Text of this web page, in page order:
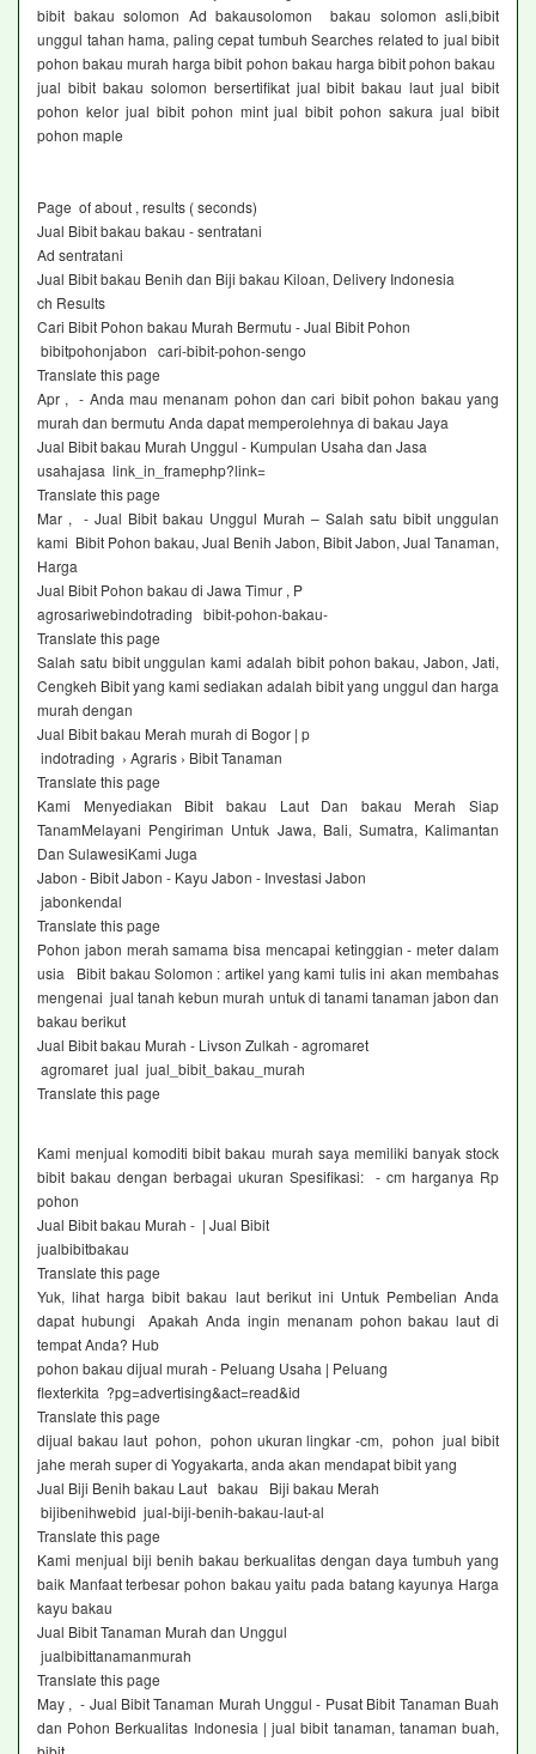
bibit bakau solomon Ad bakausolomon bakau solomon asli,bibit
unggul tahan hama, paling cepat tumbuh Searches related to jual bibit
pohon bakau murah harga bibit pohon bakau harga bibit pohon bakau
jual bibit bakau solomon bersertifikat jual bibit bakau laut jual bibit
pohon kelor jual bibit pohon mint jual bibit pohon sakura jual bibit
pohon maple
Page of about , results ( seconds)
Jual Bibit bakau bakau - sentratani ‎
Ad sentratani ‎
Jual Bibit bakau Benih dan Biji bakau Kiloan, Delivery Indonesia
ch Results
Cari Bibit Pohon bakau Murah Bermutu - Jual Bibit Pohon
bibitpohonjabon cari-bibit-pohon-sengo
Translate this page
Apr , - Anda mau menanam pohon dan cari bibit pohon bakau yang
murah dan bermutu Anda dapat memperolehnya di bakau Jaya
Jual Bibit bakau Murah Unggul - Kumpulan Usaha dan Jasa
usahajasa link_in_framephp?link=
Translate this page
Mar , - Jual Bibit bakau Unggul Murah – Salah satu bibit unggulan
kami Bibit Pohon bakau, Jual Benih Jabon, Bibit Jabon, Jual Tanaman,
Harga
Jual Bibit Pohon bakau di Jawa Timur , P
agrosariwebindotrading bibit-pohon-bakau-
Translate this page
Salah satu bibit unggulan kami adalah bibit pohon bakau, Jabon, Jati,
Cengkeh Bibit yang kami sediakan adalah bibit yang unggul dan harga
murah dengan
Jual Bibit bakau Merah murah di Bogor | p
indotrading › Agraris › Bibit Tanaman
Translate this page
Kami Menyediakan Bibit bakau Laut Dan bakau Merah Siap
TanamMelayani Pengiriman Untuk Jawa, Bali, Sumatra, Kalimantan
Dan SulawesiKami Juga
Jabon - Bibit Jabon - Kayu Jabon - Investasi Jabon
jabonkendal
Translate this page
Pohon jabon merah samama bisa mencapai ketinggian - meter dalam
usia Bibit bakau Solomon : artikel yang kami tulis ini akan membahas
mengenai jual tanah kebun murah untuk di tanami tanaman jabon dan
bakau berikut
Jual Bibit bakau Murah - Livson Zulkah - agromaret
agromaret jual jual_bibit_bakau_murah
Translate this page
Kami menjual komoditi bibit bakau murah saya memiliki banyak stock
bibit bakau dengan berbagai ukuran Spesifikasi: - cm harganya Rp
pohon
Jual Bibit bakau Murah - | Jual Bibit
jualbibitbakau
Translate this page
Yuk, lihat harga bibit bakau laut berikut ini Untuk Pembelian Anda
dapat hubungi Apakah Anda ingin menanam pohon bakau laut di
tempat Anda? Hub
pohon bakau dijual murah - Peluang Usaha | Peluang
flexterkita ?pg=advertising&act=read&id
Translate this page
dijual bakau laut pohon, pohon ukuran lingkar -cm, pohon jual bibit
jahe merah super di Yogyakarta, anda akan mendapat bibit yang
Jual Biji Benih bakau Laut bakau Biji bakau Merah
bijibenihwebid jual-biji-benih-bakau-laut-al
Translate this page
Kami menjual biji benih bakau berkualitas dengan daya tumbuh yang
baik Manfaat terbesar pohon bakau yaitu pada batang kayunya Harga
kayu bakau
Jual Bibit Tanaman Murah dan Unggul
jualbibittanamanmurah
Translate this page
May , - Jual Bibit Tanaman Murah Unggul - Pusat Bibit Tanaman Buah
dan Pohon Berkualitas Indonesia | jual bibit tanaman, tanaman buah,